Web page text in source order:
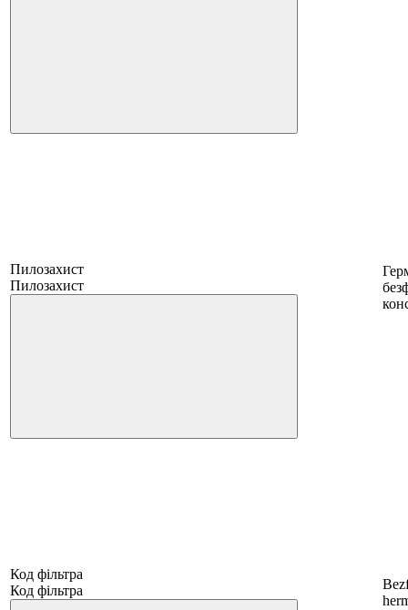
Пилозахист
Пилозахист
Код фільтра
Код фільтра